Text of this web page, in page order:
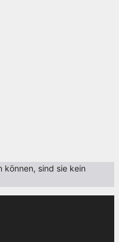
können, sind sie kein